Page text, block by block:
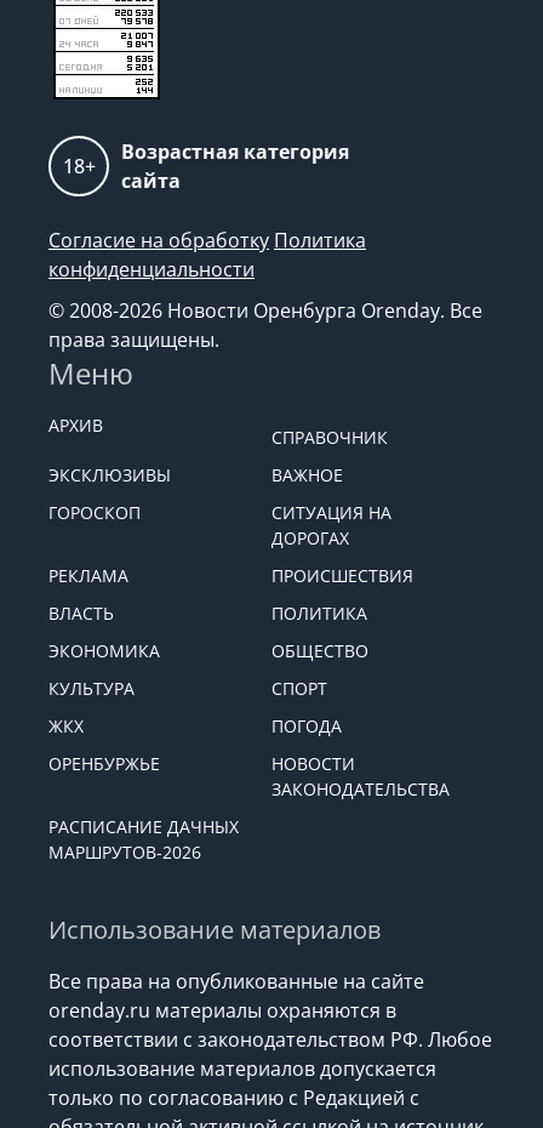
18+
Возрастная категория
сайта
Согласие на обработку Политика
конфиденциальности
© 2008-2026 Новости Оренбурга Orenday. Все
права защищены.
Меню
АРХИВ
СПРАВОЧНИК
ЭКСКЛЮЗИВЫ
ВАЖНОЕ
ГОРОСКОП
СИТУАЦИЯ НА
ДОРОГАХ
РЕКЛАМА
ПРОИСШЕСТВИЯ
ВЛАСТЬ
ПОЛИТИКА
ЭКОНОМИКА
ОБЩЕСТВО
КУЛЬТУРА
СПОРТ
ЖКХ
ПОГОДА
ОРЕНБУРЖЬЕ
НОВОСТИ
ЗАКОНОДАТЕЛЬСТВА
РАСПИСАНИЕ ДАЧНЫХ
МАРШРУТОВ-2026
Использование материалов
Все права на опубликованные на сайте
orenday.ru материалы охраняются в
соответствии с законодательством РФ. Любое
использование материалов допускается
только по согласованию с Редакцией с